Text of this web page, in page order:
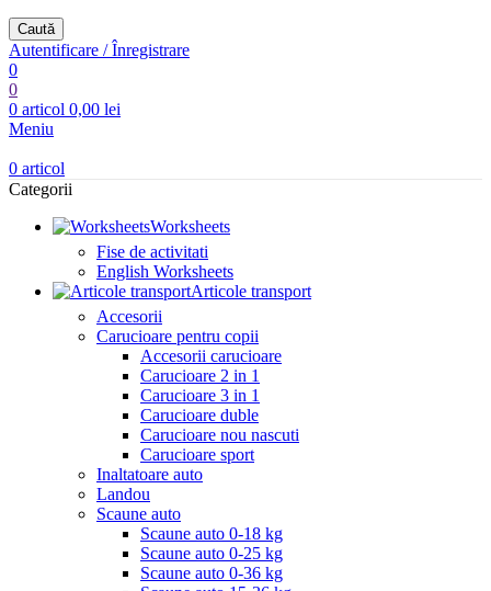
Caută
Autentificare / Înregistrare
0
0
0 articol 0,00 lei
Meniu
0 articol
Categorii
Worksheets
Fise de activitati
English Worksheets
Articole transport
Accesorii
Carucioare pentru copii
Accesorii carucioare
Carucioare 2 in 1
Carucioare 3 in 1
Carucioare duble
Carucioare nou nascuti
Carucioare sport
Inaltatoare auto
Landou
Scaune auto
Scaune auto 0-18 kg
Scaune auto 0-25 kg
Scaune auto 0-36 kg